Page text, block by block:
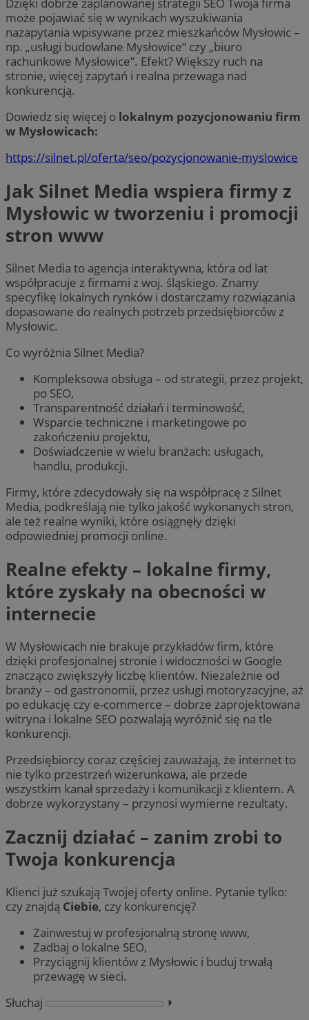
może pojawiać się w wynikach wyszukiwania
nazapytania wpisywane przez mieszkańców Mysłowic –
np. „usługi budowlane Mysłowice” czy „biuro
rachunkowe Mysłowice”. Efekt? Większy ruch na
stronie, więcej zapytań i realna przewaga nad
konkurencją.
Dowiedz się więcej o lokalnym pozycjonowaniu firm
w Mysłowicach:
https://silnet.pl/oferta/seo/pozycjonowanie-myslowice
Jak Silnet Media wspiera firmy z
Mysłowic w tworzeniu i promocji
stron www
Silnet Media to agencja interaktywna, która od lat
współpracuje z firmami z woj. śląskiego. Znamy
specyfikę lokalnych rynków i dostarczamy rozwiązania
dopasowane do realnych potrzeb przedsiębiorców z
Mysłowic.
Co wyróżnia Silnet Media?
Kompleksowa obsługa – od strategii, przez projekt,
po SEO,
Transparentność działań i terminowość,
Wsparcie techniczne i marketingowe po
zakończeniu projektu,
Doświadczenie w wielu branżach: usługach,
handlu, produkcji.
Firmy, które zdecydowały się na współpracę z Silnet
Media, podkreślają nie tylko jakość wykonanych stron,
ale też realne wyniki, które osiągnęły dzięki
odpowiedniej promocji online.
Realne efekty – lokalne firmy,
które zyskały na obecności w
internecie
W Mysłowicach nie brakuje przykładów firm, które
dzięki profesjonalnej stronie i widoczności w Google
znacząco zwiększyły liczbę klientów. Niezależnie od
branży – od gastronomii, przez usługi motoryzacyjne, aż
po edukację czy e-commerce – dobrze zaprojektowana
witryna i lokalne SEO pozwalają wyróżnić się na tle
konkurencji.
Przedsiębiorcy coraz częściej zauważają, że internet to
nie tylko przestrzeń wizerunkowa, ale przede
wszystkim kanał sprzedaży i komunikacji z klientem. A
dobrze wykorzystany – przynosi wymierne rezultaty.
Zacznij działać – zanim zrobi to
Twoja konkurencja
Klienci już szukają Twojej oferty online. Pytanie tylko:
czy znajdą Ciebie, czy konkurencję?
Zainwestuj w profesjonalną stronę www,
Zadbaj o lokalne SEO,
Przyciągnij klientów z Mysłowic i buduj trwałą
przewagę w sieci.
Słuchaj
⏵︎